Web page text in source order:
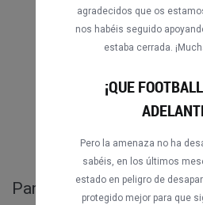
Partidos completos de
agradecidos que os
nos habéis seguido
estaba cerrada.
¡QUE
Pero la amenaza no ha
sabéis, en los últimos
estado en peligro de
protegido mejor para que